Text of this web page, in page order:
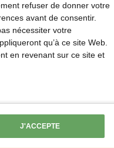
refuser de donner votre
avant de consentir.
nécessiter votre
qu’à ce site Web.
en revenant sur ce site et
J'ACCEPTE
gérés par les
des milieux très